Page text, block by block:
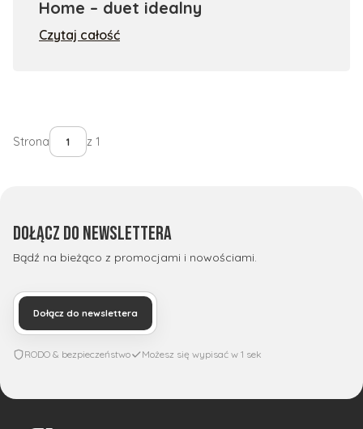
Home – duet idealny
Czytaj całość
Strona z 1
Dołącz do newslettera
Bądź na bieżąco z promocjami i nowościami.
Dołącz do newslettera
RODO & bezpieczeństwo Możesz się wypisać w 1 sek